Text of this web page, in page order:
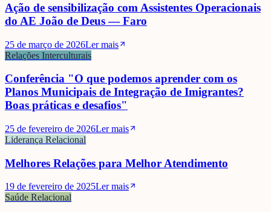
Ação de sensibilização com Assistentes Operacionais
do AE João de Deus — Faro
25 de março de 2026Ler mais
Relações Interculturais
Conferência "O que podemos aprender com os
Planos Municipais de Integração de Imigrantes?
Boas práticas e desafios"
25 de fevereiro de 2026Ler mais
Liderança Relacional
Melhores Relações para Melhor Atendimento
19 de fevereiro de 2025Ler mais
Saúde Relacional